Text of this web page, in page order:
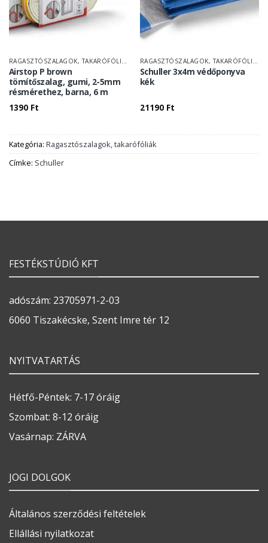
RAGASZTÓSZALAGOK, TAKARÓFÓLIÁK
Airstop P brown
tömítőszalag, gumi, 2-5mm
résmérethez, barna, 6 m
1390 Ft
RAGASZTÓSZALAGOK, TAKARÓFÓLIÁK
Schuller 3x4m védőponyva
kék
21190 Ft
Kategória: Ragasztószalagok, takarófóliák
Címke: Schuller
FESTÉKSTÚDIÓ KFT
adószám: 23705971-2-03
6060 Tiszakécske, Szent Imre tér 12
NYITVATARTÁS
Hétfő-Péntek: 7-17 óráig
Szombat: 8-12 óráig
Vasárnap: ZÁRVA
JOGI DOLGOK
Általános szerződési feltételek
Ellállási nyilatkozat